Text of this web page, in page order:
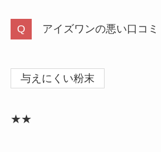
アイズワンの悪い口コミ
与えにくい粉末
★★